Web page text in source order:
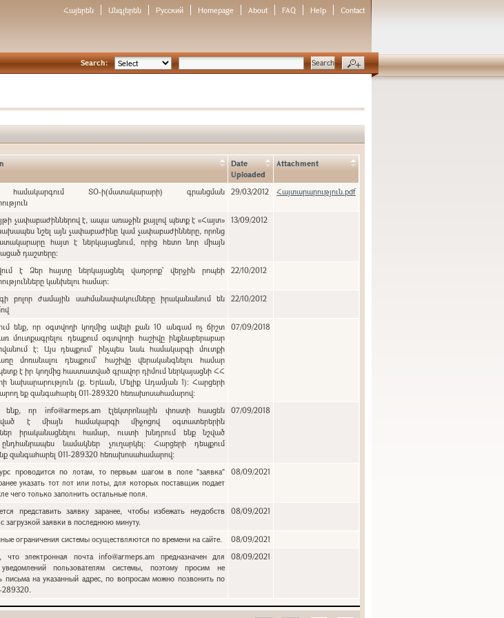
Հայերեն Անգլերեն Русский Homepage About FAQ Help Contact
Search:
Date
Uploaded
Attachment
համակարգում ՏՕ-ի(մատակարարի) գրանցման
29/03/2012 Հայտարարություն.pdf
չափաբաժիններով է, ապա առաջին քայլով պետք է «Հայտ»
հայտ է ներկայացնում, որից հետո նոր միայն
դաշտերը:
13/09/2012
է Ձեր հայտը ներկայացնել վաղօրոք` վերջին րոպեի
կանխելու համար:
22/10/2012
բոլոր ժամային սահմանափակումները իրականանում են
22/10/2012
ենք, որ օգտվողի կողմից ավելի քան 10 անգամ ոչ ճիշտ
մուտքագրելու դեպքում օգտվողի հաշիվը ինքնաբերաբար
է: Այս դեպքում` ինչպես նաև համակարգի մուտքի
մոռանալու դեպքում՝ հաշիվը վերականգնելու համար
է իր կողմից հաստատված գրավոր դիմում ներկայացնի ՀՀ
նախարարություն (ք. Երևան, Մելիք Ադամյան 1): Հարցերի
եք զանգահարել 011-289320 հեռախոսահամարով:
07/09/2018
ենք, որ info@armeps.am էլեկտրոնային փոստի հասցեն
է միայն համակարգի միջոցով օգտատերերին
իրականացնելու համար, ուստի խնդրում ենք նշված
նամակներ չուղարկել: Հարցերի դեպքում
զանգահարել 011-289320 հեռախոսահամարով:
07/09/2018
проводится по лотам, то первым шагом в поле "заявка"
указать тот лот или лоты, для которых поставщик подает
чего только заполнить остальные поля.
08/09/2021
представить заявку заранее, чтобы избежать неудобств
загрузкой заявки в последнюю минуту.
08/09/2021
ограничения системы осуществляются по времени на сайте.
08/09/2021
что электронная почта info@armeps.am предназначен для
пользователям системы, поэтому просим не
письма на указанный адрес, по вопросам можно позвонить по
289320.
08/09/2021